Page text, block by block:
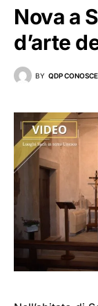
Nova a
d’arte
BY QDP